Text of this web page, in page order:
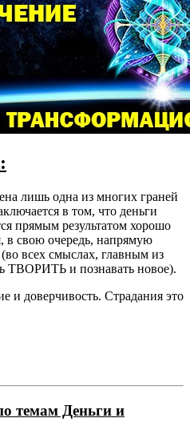
лишь одна из многих граней
в том, что деньги
прямым результатом хорошо
в свою очередь, напрямую
(во всех смыслах, главным из
ТВОРИТЬ и познавать новое).
темам Деньги и